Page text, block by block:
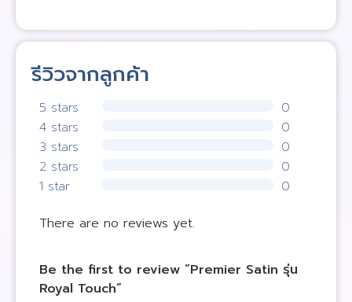
รีวิวจากลูกค้า
5 stars
0
4 stars
0
3 stars
0
2 stars
0
1 star
0
There are no reviews yet.
Be the first to review “Premier Satin รุ่น
Royal Touch”